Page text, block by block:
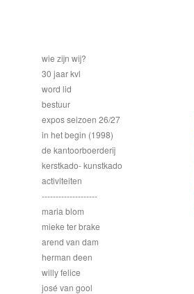
wie zijn wij?
30 jaar kvl
word lid
bestuur
expos seizoen 26/27
in het begin (1998)
de kantoorboerderij
kerstkado- kunstkado
activiteiten
--------------------
maria blom
mieke ter brake
arend van dam
herman deen
willy felice
josé van gool